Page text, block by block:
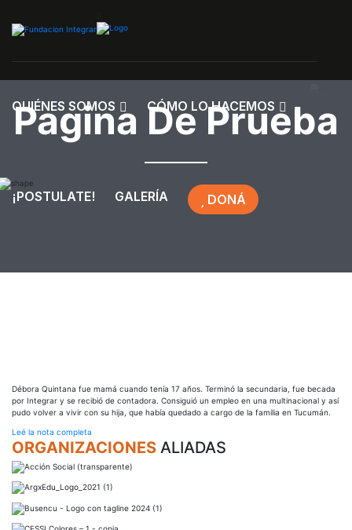
QUIÉNES SOMOS CÓMO LO HACEMOS
¡POSTULATE! GALERÍA DONÁ
Pagina De Prueba
Débora Quintana fue mamá cuando tenía 17 años. Terminó la secundaria, fue becada
por Integrar y se recibió de contadora. Consiguió un empleo en una multinacional y así
pudo volver a vivir con su hija, que había quedado a cargo de la familia en Tucumán.
Leé la nota completa
ORGANIZACIONES ALIADAS